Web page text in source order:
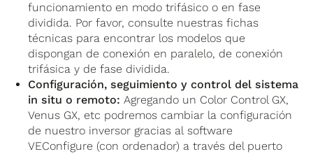
funcionamiento en modo trifásico o en fase
dividida. Por favor, consulte nuestras fichas
técnicas para encontrar los modelos que
dispongan de conexión en paralelo, de conexión
trifásica y de fase dividida.
Configuración, seguimiento y control del sistema
in situ o remoto:Agregando un Color Control GX,
Venus GX, etc podremos cambiar la configuración
de nuestro inversor gracias al software
VEConfigure (con ordenador) a través del puerto